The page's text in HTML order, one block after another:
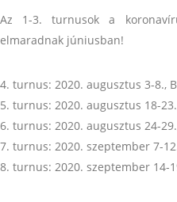
Az 1-3. turnusok a
elmaradnak júniusban!
4. turnus: 2020. augusztus 3-8.,
5. turnus: 2020. augusztus 18-
6. turnus: 2020. augusztus 24-
7. turnus: 2020. szeptember 7-
8. turnus: 2020. szeptember 14-